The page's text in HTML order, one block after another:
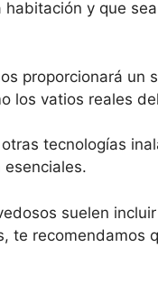
y que
proporcionará un
los vatios reales
tecnologías
suelen
te recomendamos